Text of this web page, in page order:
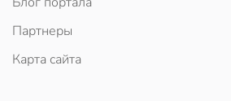
Партнеры
Карта сайта